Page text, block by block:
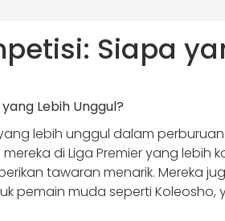
Siapa
lebih unggul dalam
di Liga Premier yang lebih
tawaran menarik. Mereka
pemain muda seperti